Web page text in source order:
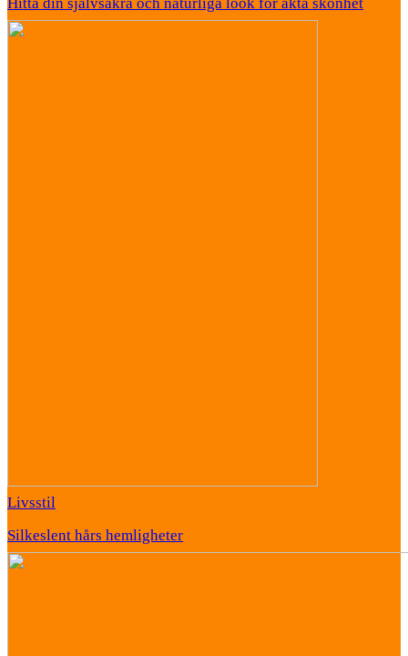
Hitta din självsäkra och naturliga look för äkta skönhet
Livsstil
Silkeslent hårs hemligheter